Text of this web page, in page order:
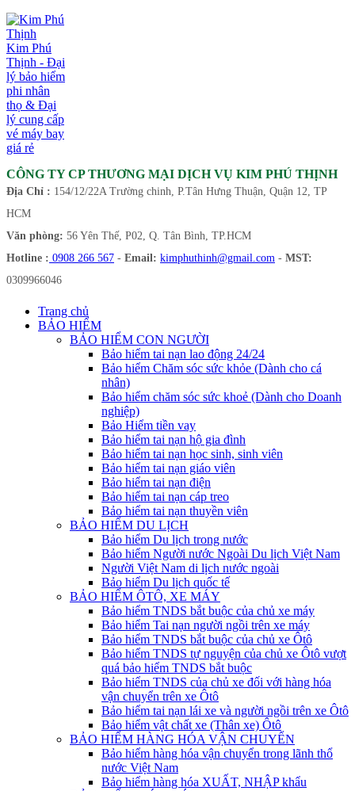
Kim Phú
Thịnh - Đại
lý bảo hiểm
phi nhân
thọ & Đại
lý cung cấp
vé máy bay
giá rẻ
CÔNG TY CP THƯƠNG MẠI DỊCH VỤ KIM PHÚ THỊNH
Địa Chỉ : 154/12/22A Trường chinh, P.Tân Hưng Thuận, Quận 12, TP
HCM
Văn phòng: 56 Yên Thế, P02, Q. Tân Bình, TP.HCM
Hotline : 0908 266 567 - Email: kimphuthinh@gmail.com - MST:
0309966046
Trang chủ
BẢO HIỂM
BẢO HIỂM CON NGƯỜI
Bảo hiểm tai nạn lao động 24/24
Bảo hiểm Chăm sóc sức khỏe (Dành cho cá
nhân)
Bảo hiểm chăm sóc sức khoẻ (Dành cho Doanh
nghiệp)
Bảo Hiểm tiền vay
Bảo hiểm tai nạn hộ gia đình
Bảo hiểm tai nạn học sinh, sinh viên
Bảo hiểm tai nạn giáo viên
Bảo hiểm tai nạn điện
Bảo hiểm tai nạn cáp treo
Bảo hiểm tai nạn thuyền viên
BẢO HIỂM DU LỊCH
Bảo hiểm Du lịch trong nước
Bảo hiểm Người nước Ngoài Du lịch Việt Nam
Người Việt Nam di lịch nước ngoài
Bảo hiểm Du lịch quốc tế
BẢO HIỂM ÔTÔ, XE MÁY
Bảo hiểm TNDS bắt buộc của chủ xe máy
Bảo hiểm Tai nạn người ngồi trên xe máy
Bảo hiểm TNDS bắt buộc của chủ xe Ôtô
Bảo hiểm TNDS tự nguyện của chủ xe Ôtô vượt
quá bảo hiểm TNDS bắt buộc
Bảo hiểm TNDS của chủ xe đối với hàng hóa
vận chuyển trên xe Ôtô
Bảo hiểm tai nạn lái xe và người ngồi trên xe Ôtô
Bảo hiểm vật chất xe (Thân xe) Ôtô
BẢO HIỂM HÀNG HÓA VẬN CHUYỂN
Bảo hiểm hàng hóa vận chuyển trong lãnh thổ
nước Việt Nam
Bảo hiểm hàng hóa XUẤT, NHẬP khẩu